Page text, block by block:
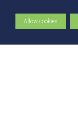
Allow cookies
Fale com o Reitor